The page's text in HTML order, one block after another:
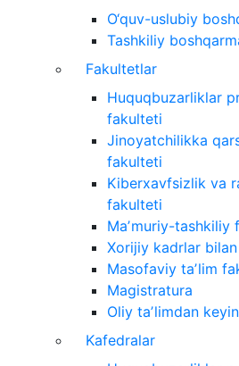
O‘quv-uslubiy
Tashkiliy
Fakultetlar
Huquqbuzarliklar
fakulteti
Jinoyatchilikka
fakulteti
Kiberxavfsizlik va
fakulteti
Maʼmuriy-
Xorijiy kadrlar
Masofaviy taʼlim
Magistratura
Oliy taʼlimdan
Kafedralar